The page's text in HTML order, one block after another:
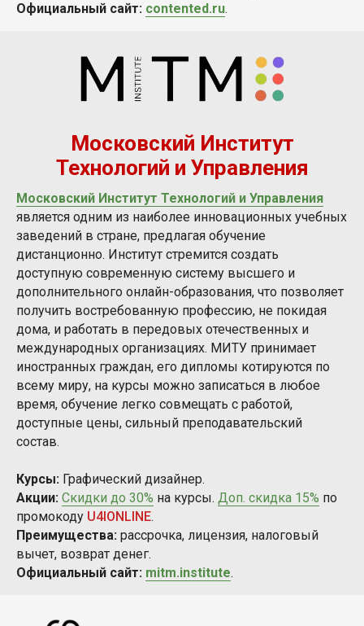
Официальный сайт: contented.ru.
Московский Институт
Технологий и Управления
Московский Институт Технологий и Управления
является одним из наиболее инновационных учебных
заведений в стране, предлагая обучение
дистанционно. Институт стремится создать
доступную современную систему высшего и
дополнительного онлайн-образования, что позволяет
получить востребованную профессию, не покидая
дома, и работать в передовых отечественных и
международных организациях. МИТУ принимает
иностранных граждан, его дипломы котируются по
всему миру, на курсы можно записаться в любое
время, обучение легко совмещать с работой,
доступные цены, сильный преподавательский
состав.
Курсы: Графический дизайнер.
Акции: Скидки до 30% на курсы. Доп. скидка 15% по
промокоду U4IONLINE.
Преимущества: рассрочка, лицензия, налоговый
вычет, возврат денег.
Официальный сайт: mitm.institute.